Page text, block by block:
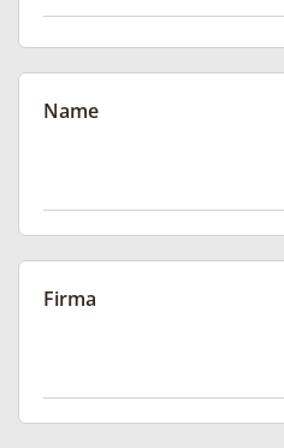
Name
Firma